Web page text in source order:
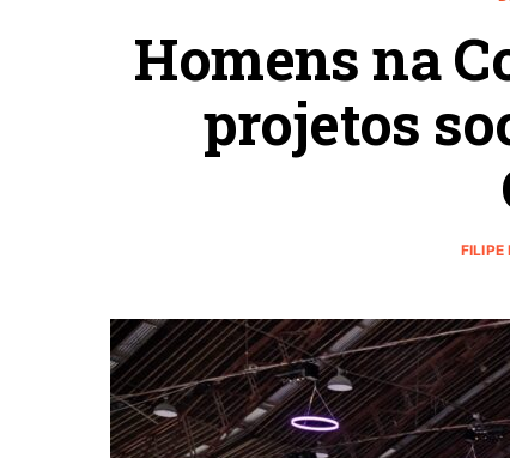
Homens na
projetos
FILIPE